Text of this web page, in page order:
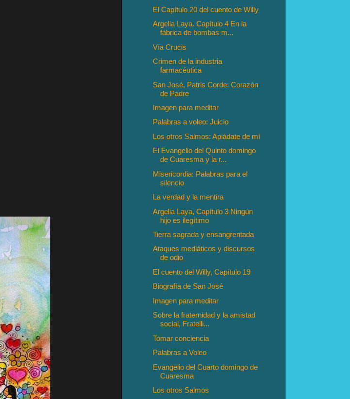
El Capítulo 20 del cuento de Willy
Argelia Laya. Capítulo 4 En la
fábrica de bombas m...
Vía Crucis
Crimen de la industria
farmacéutica
San José, Patris Corde: Corazón
de Padre
Imagen para meditar
Palabras a voleo: Juicio
Los otros Salmos: Apiádate de mí
El Evangelio del Quinto domingo
de Cuaresma y la r...
Misericordia: Palabras para el
silencio
La verdad y la mentira
Argelia Laya, Capítulo 3 Ningún
hijo es ilegítimo
Tierra sagrada y ensangrentada
Ataques mediáticos y discursos
de odio
El cuento del Willy, Capítulo 19
Biografía de San José
Imagen para meditar
Sobre la fraternidad y la amistad
social, Fratelli...
Tomar conciencia
Palabras a Voleo
Evangelio del Cuarto domingo de
Cuaresma
Los otros Salmos